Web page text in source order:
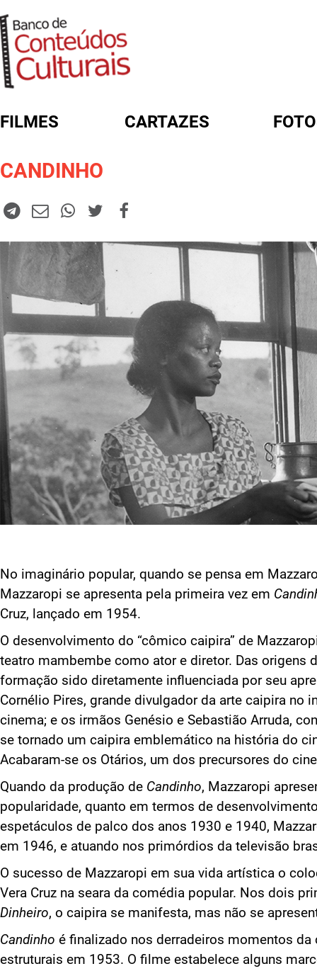
FILMES CARTAZES
CANDINHO
No imaginário popular, quando se pensa em
Mazzaropi se apresenta pela primeira vez em
Cruz, lançado em 1954.
O desenvolvimento do “cômico caipira” de
teatro mambembe como ator e diretor. Das origens
formação sido diretamente influenciada por seu
Cornélio Pires, grande divulgador da arte caipira
cinema; e os irmãos Genésio e Sebastião Arruda,
se tornado um caipira emblemático na história do
Acabaram-se os Otários, um dos precursores do
Quando da produção de Candinho, Mazzaropi
popularidade, quanto em termos de
espetáculos de palco dos anos 1930 e 1940,
em 1946, e atuando nos primórdios da televisão
O sucesso de Mazzaropi em sua vida artística o
Vera Cruz na seara da comédia popular. Nos dois
Dinheiro, o caipira se manifesta, mas não se
Candinho é finalizado nos derradeiros momentos
estruturais em 1953. O filme estabelece alguns
FORMULÁRIO DE BUSCA